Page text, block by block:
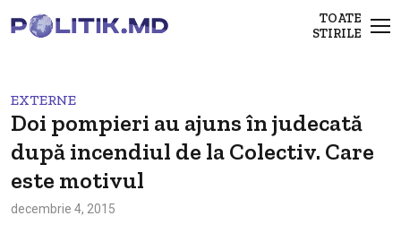
TOATE
STIRILE
EXTERNE
Doi pompieri au ajuns în judecată
după incendiul de la Colectiv. Care
este motivul
decembrie 4, 2015